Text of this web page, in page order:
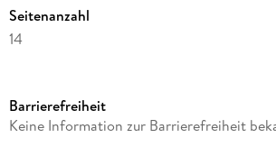
Seitenanzahl
14
Verlag/Hersteller
Barrierefreiheit
Keine Information zur Barrierefreiheit